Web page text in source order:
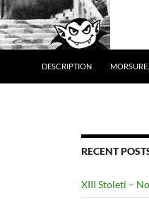
DESCRIPTION
RECENT
XIII Stoleti –